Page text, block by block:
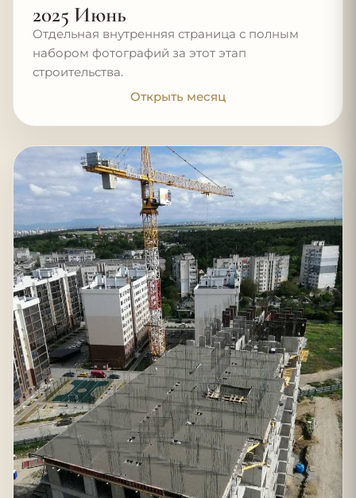
2025 Июнь
Отдельная внутренняя страница с полным
набором фотографий за этот этап
строительства.
Открыть месяц